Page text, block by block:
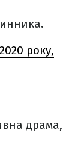
року,
драма,